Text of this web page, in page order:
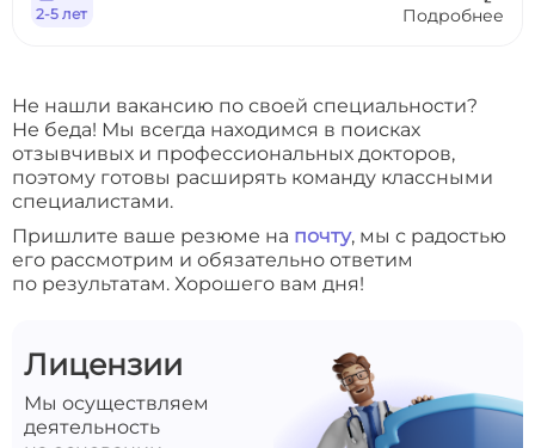
Подробнее
2-5 лет
Не нашли вакансию по своей специальности?
Не беда! Мы всегда находимся в поисках
отзывчивых и профессиональных докторов,
поэтому готовы расширять команду классными
специалистами.
Пришлите ваше резюме на почту, мы с радостью
его рассмотрим и обязательно ответим
по результатам. Хорошего вам дня!
Лицензии
Мы осуществляем
деятельность